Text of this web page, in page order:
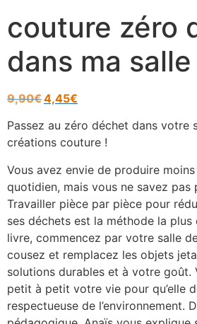
couture zéro
dans ma
9,90€4,45€
Passez au zéro déchet dans votre
créations couture !
Vous avez envie de produire
quotidien, mais vous ne savez pas
Travailler pièce par pièce pour
ses déchets est la méthode la
livre, commencez par votre salle
cousez et remplacez les objets
solutions durables et à votre goût.
petit à petit votre vie pour qu’elle
respectueuse de l’environnement.